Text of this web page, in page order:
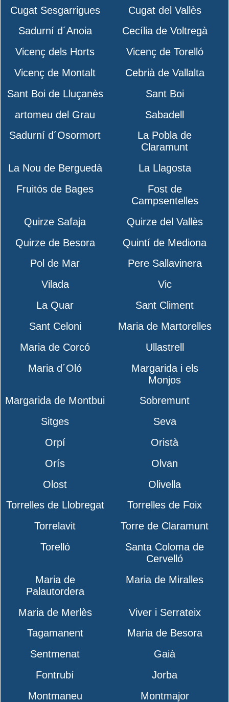
Cugat Sesgarrigues
Cugat del Vallès
Sadurní d´Anoia
Cecília de Voltregà
Vicenç dels Horts
Vicenç de Torelló
Vicenç de Montalt
Cebrià de Vallalta
Sant Boi de Lluçanès
Sant Boi
artomeu del Grau
Sabadell
Sadurní d´Osormort
La Pobla de
Claramunt
La Nou de Berguedà
La Llagosta
Fruitós de Bages
Fost de
Campsentelles
Quirze Safaja
Quirze del Vallès
Quirze de Besora
Quintí de Mediona
Pol de Mar
Pere Sallavinera
Vilada
Vic
La Quar
Sant Climent
Sant Celoni
Maria de Martorelles
Maria de Corcó
Ullastrell
Maria d´Oló
Margarida i els
Monjos
Margarida de Montbui
Sobremunt
Sitges
Seva
Orpí
Oristà
Orís
Olvan
Olost
Olivella
Torrelles de Llobregat
Torrelles de Foix
Torrelavit
Torre de Claramunt
Torelló
Santa Coloma de
Cervelló
Maria de
Palautordera
Maria de Miralles
Maria de Merlès
Viver i Serrateix
Tagamanent
Maria de Besora
Sentmenat
Gaià
Fontrubí
Jorba
Montmaneu
Montmajor